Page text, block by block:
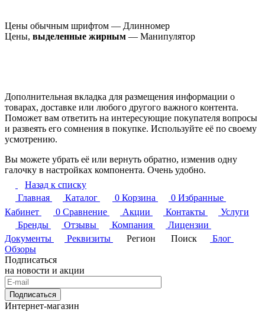
Цены обычным шрифтом — Длинномер
Цены, выделенные жирным — Манипулятор
Дополнительная вкладка для размещения информации о
товарах, доставке или любого другого важного контента.
Поможет вам ответить на интересующие покупателя вопросы
и развеять его сомнения в покупке. Используйте её по своему
усмотрению.
Вы можете убрать её или вернуть обратно, изменив одну
галочку в настройках компонента. Очень удобно.
Назад к списку
Главная
Каталог 0 Корзина 0 Избранные
Кабинет
0 Сравнение Акции Контакты
Услуги
Бренды
Отзывы Компания
Лицензии
Документы
Реквизиты Регион Поиск
Блог
Обзоры
Подписаться
на новости и акции
Подписаться
Интернет-магазин